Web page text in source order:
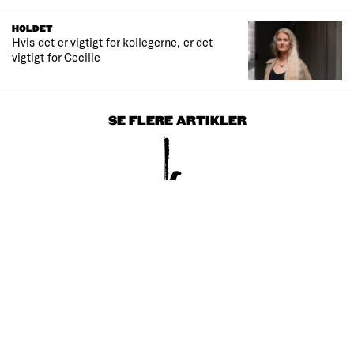
HOLDET
Hvis det er vigtigt for kollegerne, er det
vigtigt for Cecilie
SE FLERE ARTIKLER